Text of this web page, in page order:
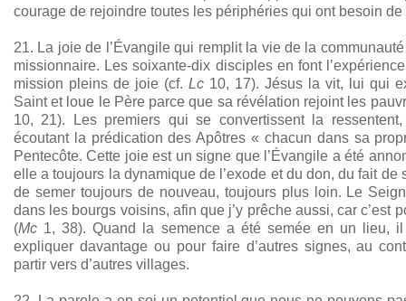
courage de rejoindre toutes les périphéries qui ont besoin
21. La joie de l’Évangile qui remplit la vie de la
missionnaire. Les soixante-dix disciples en font
mission pleins de joie (cf. Lc 10, 17). Jésus la vit, lui qui
Saint et loue le Père parce que sa révélation rejoint les
10, 21). Les premiers qui se convertissent la ressentent,
écoutant la prédication des Apôtres « chacun dans sa
Pentecôte. Cette joie est un signe que l’Évangile a été
elle a toujours la dynamique de l’exode et du don, du fait de
de semer toujours de nouveau, toujours plus loin. Le
dans les bourgs voisins, afin que j’y prêche aussi, car c’est
(Mc 1, 38). Quand la semence a été semée en un lieu,
expliquer davantage ou pour faire d’autres signes, au
partir vers d’autres villages.